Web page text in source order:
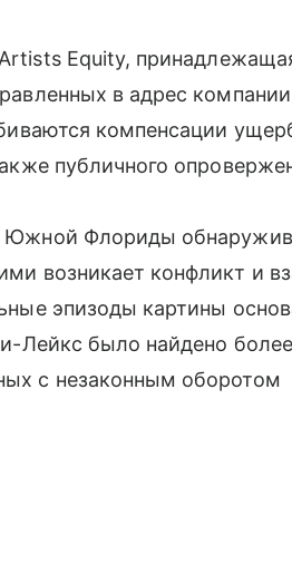
Equity,
в адрес
компенсации
публичного
Южной Флориды
возникает конфликт и
эпизоды картины
Лейкс было найдено
с незаконным оборотом